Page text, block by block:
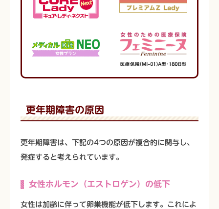
更年期障害の原因
更年期障害は、下記の4つの原因が複合的に関与し、
発症すると考えられています。
女性ホルモン（エストロゲン）の低下
女性は加齢に伴って卵巣機能が低下します。これによ